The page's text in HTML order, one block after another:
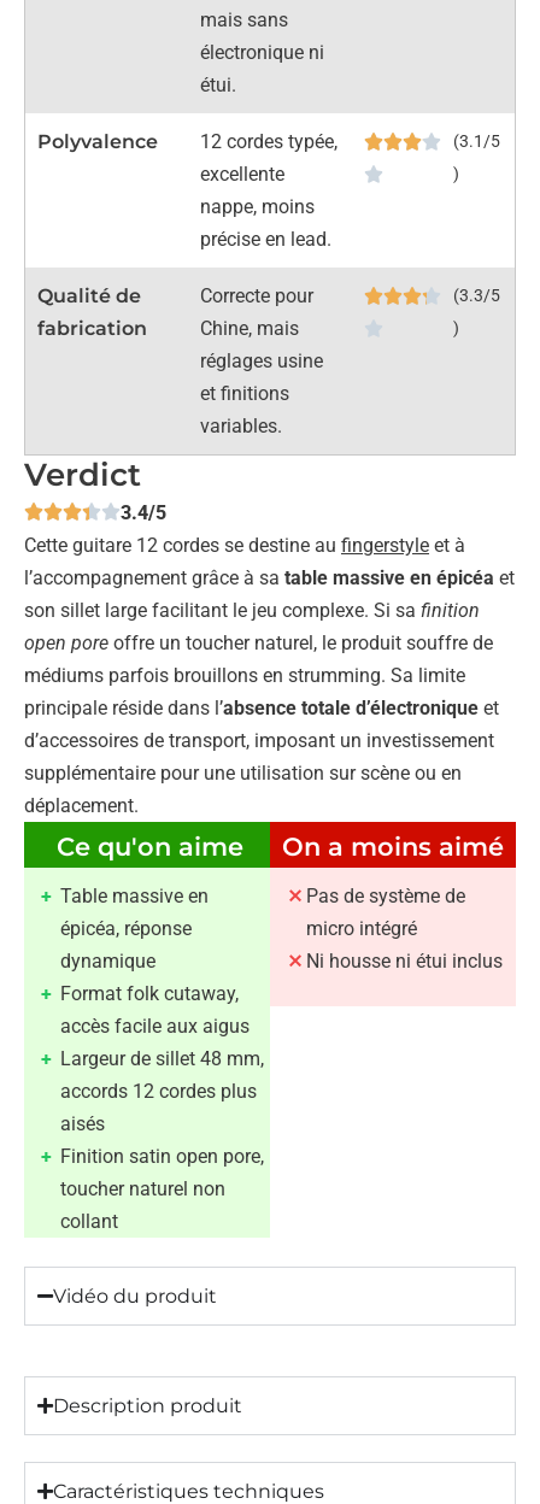
mais sans
électronique ni
étui.
Polyvalence
12 cordes typée,
excellente
nappe, moins
précise en lead.
(3.1/5
)
Qualité de
fabrication
Correcte pour
Chine, mais
réglages usine
et finitions
variables.
(3.3/5
)
Verdict
3.4/5
Cette guitare 12 cordes se destine au fingerstyle et à
l’accompagnement grâce à sa table massive en épicéa et
son sillet large facilitant le jeu complexe. Si sa finition
open pore offre un toucher naturel, le produit souffre de
médiums parfois brouillons en strumming. Sa limite
principale réside dans l’absence totale d’électronique et
d’accessoires de transport, imposant un investissement
supplémentaire pour une utilisation sur scène ou en
déplacement.
Ce qu'on aime
Table massive en
épicéa, réponse
dynamique
Format folk cutaway,
accès facile aux aigus
Largeur de sillet 48 mm,
accords 12 cordes plus
aisés
Finition satin open pore,
toucher naturel non
collant
On a moins aimé
Pas de système de
micro intégré
Ni housse ni étui inclus
Vidéo du produit
Description produit
Caractéristiques techniques